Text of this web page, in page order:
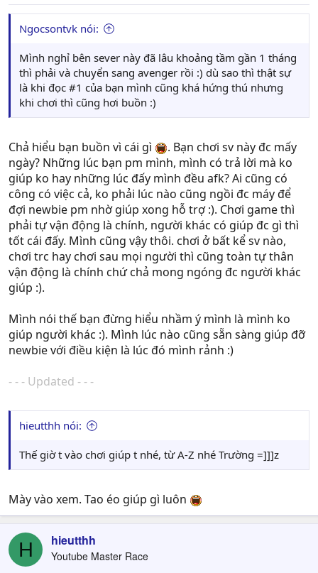
bạn? Sao có cái này mà cũng éo hiểu đc? Phải chăng bạn
dốt hay mẹ bạn ko cho i-ốt vào canh?
Ừ thì cứ cho là tôi éo giúp mem G tôi đc bao nhiêu đi
nhưng tôi dám khẳng định éo thằng VN nào trong G tôi
mà tôi chưa từng giúp nó 1 cái gì hoặc cho nó bất kì 1 đồ
gì. Ok?
Ngocsontvk nói:
Mình nghỉ bên sever này đã lâu khoảng tầm gần 1 tháng
thì phải và chuyển sang avenger rồi :) dù sao thì thật sự
là khi đọc #1 của bạn mình cũng khá hứng thú nhưng
khi chơi thì cũng hơi buồn :)
Chả hiểu bạn buồn vì cái gì
. Bạn chơi sv này đc mấy
ngày? Những lúc bạn pm mình, mình có trả lời mà ko
giúp ko hay những lúc đấy mình đều afk? Ai cũng có
công có việc cả, ko phải lúc nào cũng ngồi đc máy để
đợi newbie pm nhờ giúp xong hỗ trợ :). Chơi game thì
phải tự vận động là chính, người khác có giúp đc gì thì
tốt cái đấy. Mình cũng vậy thôi. chơi ở bất kể sv nào,
chơi trc hay chơi sau mọi người thì cũng toàn tự thân
vận động là chính chứ chả mong ngóng đc người khác
giúp :).
Mình nói thế bạn đừng hiểu nhầm ý mình là mình ko
giúp người khác :). Mình lúc nào cũng sẵn sàng giúp đỡ
newbie với điều kiện là lúc đó mình rảnh :)
- - - Updated - - -
hieutthh nói:
Thế giờ t vào chơi giúp t nhé, từ A-Z nhé Trường =]]]z
Mày vào xem. Tao éo giúp gì luôn
H hieutthh
Youtube Master Race